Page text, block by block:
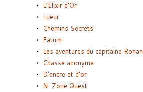
L’Elixir d’Or
Lueur
Chemins Secrets
Fatum
Les aventures du capitaine Ronan
Chasse anonyme
D’encre et d’or
N-Zone Quest